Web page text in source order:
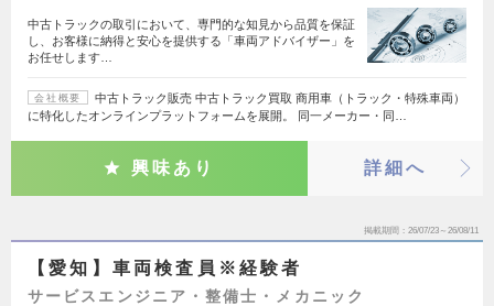
中古トラックの取引において、専門的な知見から品質を保証
し、お客様に納得と安心を提供する「車両アドバイザー」を
お任せします…
会社概要
中古トラック販売 中古トラック買取 商用車（トラック・特殊車両）
に特化したオンラインプラットフォームを展開。 同一メーカー・同…
興味あり 詳細へ
掲載期間 26/07/23～26/08/11
【愛知】車両検査員※経験者
サービスエンジニア・整備士・メカニック